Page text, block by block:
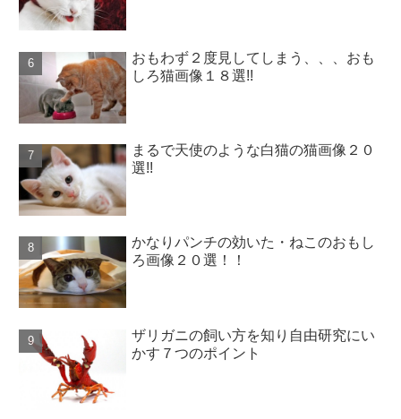
おもわず２度見してしまう、、、おも
しろ猫画像１８選!!
まるで天使のような白猫の猫画像２０
選!!
かなりパンチの効いた・ねこのおもし
ろ画像２０選！！
ザリガニの飼い方を知り自由研究にい
かす７つのポイント